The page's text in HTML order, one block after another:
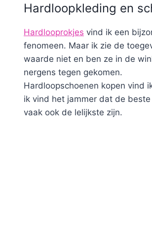
Hardloopkleding en
Hardlooprokjes vind ik een
fenomeen. Maar ik zie de
waarde niet en ben ze in de
nergens tegen gekomen.
Hardloopschoenen kopen vind
ik vind het jammer dat de
vaak ook de lelijkste zijn.